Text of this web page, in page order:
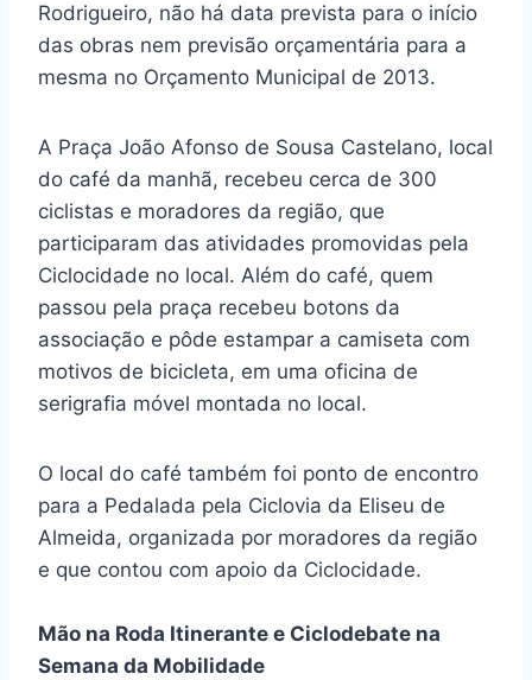
Rodrigueiro, não há data prevista para o início
das obras nem previsão orçamentária para a
mesma no Orçamento Municipal de 2013.
A Praça João Afonso de Sousa Castelano, local
do café da manhã, recebeu cerca de 300
ciclistas e moradores da região, que
participaram das atividades promovidas pela
Ciclocidade no local. Além do café, quem
passou pela praça recebeu botons da
associação e pôde estampar a camiseta com
motivos de bicicleta, em uma oficina de
serigrafia móvel montada no local.
O local do café também foi ponto de encontro
para a Pedalada pela Ciclovia da Eliseu de
Almeida, organizada por moradores da região
e que contou com apoio da Ciclocidade.
Mão na Roda Itinerante e Ciclodebate na
Semana da Mobilidade